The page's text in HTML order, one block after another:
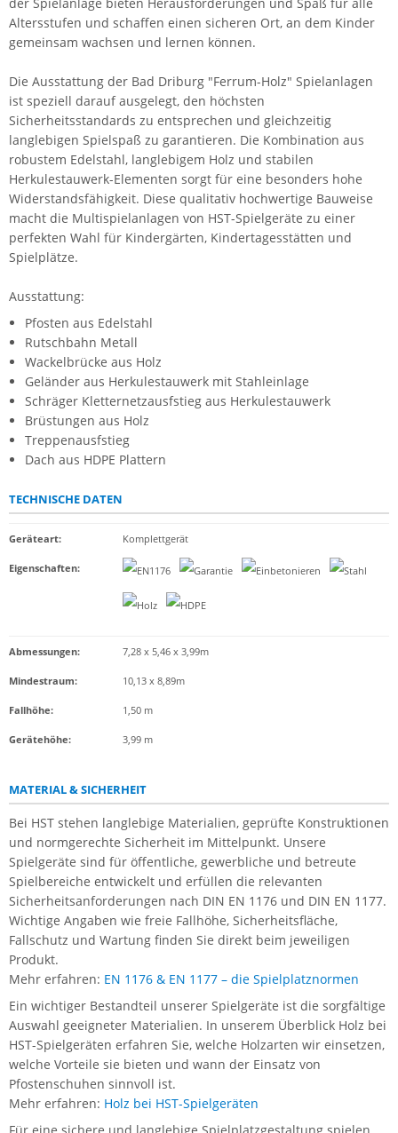
Altersstufen und schaffen einen sicheren Ort, an dem Kinder
gemeinsam wachsen und lernen können.
Die Ausstattung der Bad Driburg "Ferrum-Holz" Spielanlagen
ist speziell darauf ausgelegt, den höchsten
Sicherheitsstandards zu entsprechen und gleichzeitig
langlebigen Spielspaß zu garantieren. Die Kombination aus
robustem Edelstahl, langlebigem Holz und stabilen
Herkulestauwerk-Elementen sorgt für eine besonders hohe
Widerstandsfähigkeit. Diese qualitativ hochwertige Bauweise
macht die Multispielanlagen von HST-Spielgeräte zu einer
perfekten Wahl für Kindergärten, Kindertagesstätten und
Spielplätze.
Ausstattung:
Pfosten aus Edelstahl
Rutschbahn Metall
Wackelbrücke aus Holz
Geländer aus Herkulestauwerk mit Stahleinlage
Schräger Kletternetzausfstieg aus Herkulestauwerk
Brüstungen aus Holz
Treppenausfstieg
Dach aus HDPE Plattern
TECHNISCHE DATEN
Geräteart: Komplettgerät
Eigenschaften:
Abmessungen: 7,28 x 5,46 x 3,99m
Mindestraum: 10,13 x 8,89m
Fallhöhe: 1,50 m
Gerätehöhe: 3,99 m
MATERIAL & SICHERHEIT
Bei HST stehen langlebige Materialien, geprüfte Konstruktionen
und normgerechte Sicherheit im Mittelpunkt. Unsere
Spielgeräte sind für öffentliche, gewerbliche und betreute
Spielbereiche entwickelt und erfüllen die relevanten
Sicherheitsanforderungen nach DIN EN 1176 und DIN EN 1177.
Wichtige Angaben wie freie Fallhöhe, Sicherheitsfläche,
Fallschutz und Wartung finden Sie direkt beim jeweiligen
Produkt.
Mehr erfahren: EN 1176 & EN 1177 – die Spielplatznormen
Ein wichtiger Bestandteil unserer Spielgeräte ist die sorgfältige
Auswahl geeigneter Materialien. In unserem Überblick Holz bei
HST-Spielgeräten erfahren Sie, welche Holzarten wir einsetzen,
welche Vorteile sie bieten und wann der Einsatz von
Pfostenschuhen sinnvoll ist.
Mehr erfahren: Holz bei HST-Spielgeräten
Für eine sichere und langlebige Spielplatzgestaltung spielen